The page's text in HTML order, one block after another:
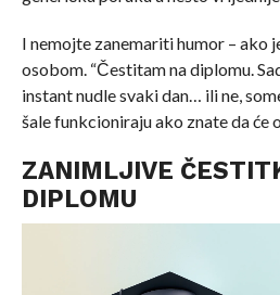
I nemojte zanemariti humor – ako
osobom. “Čestitam na diplomu.
instant nudle svaki dan… ili ne,
šale funkcioniraju ako znate da će
ZANIMLJIVE
DIPLOMU